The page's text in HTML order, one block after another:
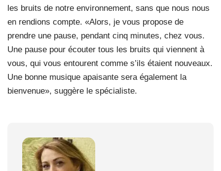
les bruits de notre environnement, sans que nous nous
en rendions compte. «Alors, je vous propose de
prendre une pause, pendant cinq minutes, chez vous.
Une pause pour écouter tous les bruits qui viennent à
vous, qui vous entourent comme s’ils étaient nouveaux.
Une bonne musique apaisante sera également la
bienvenue», suggère le spécialiste.